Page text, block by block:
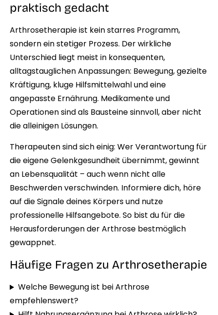
praktisch gedacht
Arthrosetherapie ist kein starres Programm,
sondern ein stetiger Prozess. Der wirkliche
Unterschied liegt meist in konsequenten,
alltagstauglichen Anpassungen: Bewegung, gezielte
Kräftigung, kluge Hilfsmittelwahl und eine
angepasste Ernährung. Medikamente und
Operationen sind als Bausteine sinnvoll, aber nicht
die alleinigen Lösungen.
Therapeuten sind sich einig: Wer Verantwortung für
die eigene Gelenkgesundheit übernimmt, gewinnt
an Lebensqualität – auch wenn nicht alle
Beschwerden verschwinden. Informiere dich, höre
auf die Signale deines Körpers und nutze
professionelle Hilfsangebote. So bist du für die
Herausforderungen der Arthrose bestmöglich
gewappnet.
Häufige Fragen zu Arthrosetherapie
Welche Bewegung ist bei Arthrose
empfehlenswert?